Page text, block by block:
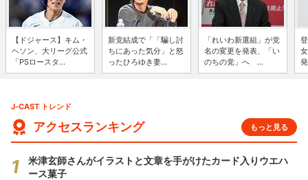
【ドジャース】キム・
ヘソン、大リーグ公式
「PSロースタ...
新党結成で「「騙し討
ちにあった気分」と怒
ったひろゆき妻...
「れいわ新選組」が党
名の変更を発表、「い
のちの党」へ ...
J-CAST トレンド
アクセスランキング もっと見る
米津玄師さんがイラストと文章を手がけたカード入りウエハ
ース菓子